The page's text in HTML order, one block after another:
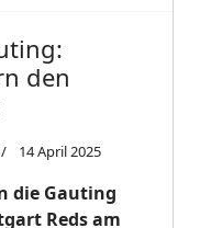
den
14 April 2025
die Gauting
Reds am